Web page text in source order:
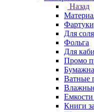
Назад
Для
Фольга
Для
Промо
Ватные
Емкости
Книги